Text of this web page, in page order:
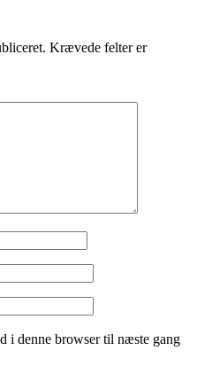
Krævede felter er
i denne browser til næste gang